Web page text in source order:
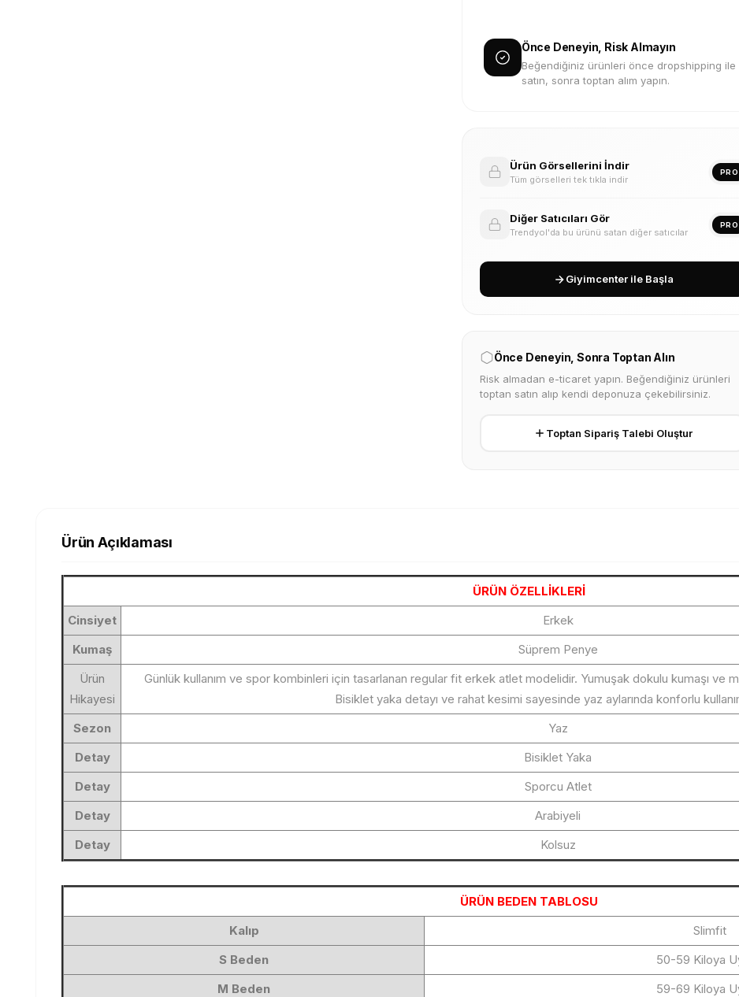
Önce Deneyin, Risk Almayın
Beğendiğiniz ürünleri önce dropshipping ile
satın, sonra toptan alım yapın.
Ürün Görsellerini İndir
Tüm görselleri tek tıkla indir
PRO
Diğer Satıcıları Gör
Trendyol'da bu ürünü satan diğer satıcılar
PRO
Giyimcenter ile Başla
Önce Deneyin, Sonra Toptan Alın
Risk almadan e-ticaret yapın. Beğendiğiniz ürünleri
toptan satın alıp kendi deponuza çekebilirsiniz.
Toptan Sipariş Talebi Oluştur
Ürün Açıklaması
ÜRÜN ÖZELLİKLERİ
Cinsiyet
Erkek
Kumaş
Süprem Penye
Ürün
Hikayesi
Günlük kullanım ve spor kombinleri için tasarlanan regular fit erkek atlet modelidir. Yumuşak dokulu kumaşı ve
Bisiklet yaka detayı ve rahat kesimi sayesinde yaz aylarında konforlu
Sezon
Yaz
Detay
Bisiklet Yaka
Detay
Sporcu Atlet
Detay
Arabiyeli
Detay
Kolsuz
ÜRÜN BEDEN TABLOSU
Kalıp
Slimfit
S Beden
50-59 Kiloya
M Beden
59-69 Kiloya